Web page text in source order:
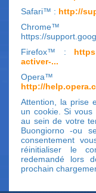
Safari™ : http://
https://
Firefox™ :
activer-...
http://
Attention, la prise
un cookie. Si vous
au sein de votre
Buongiorno -ou
consentement
réinitialiser le
redemandé lors
prochain